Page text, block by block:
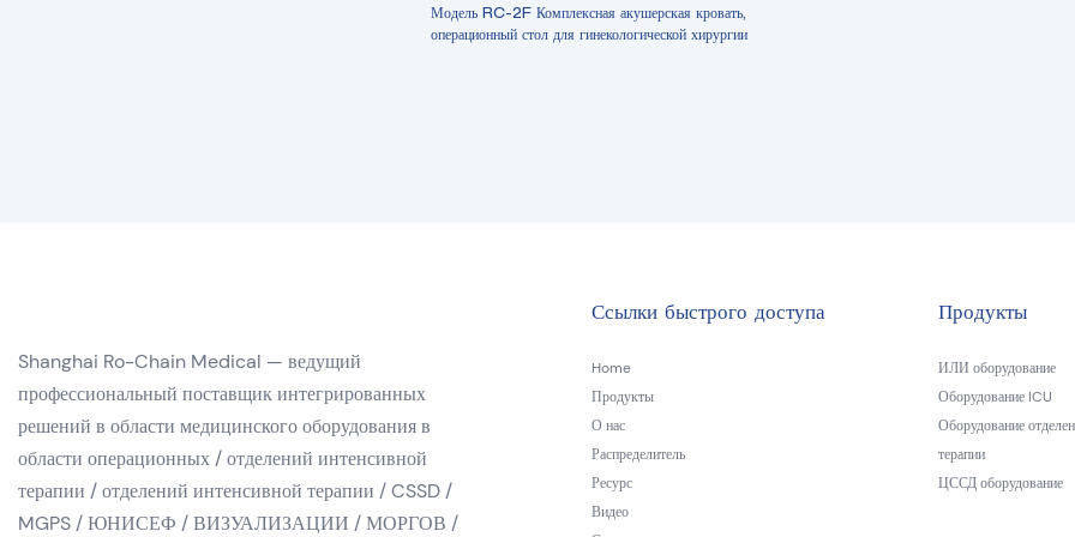
Модель RC-2F Комплексная акушерская кровать,
операционный стол для гинекологической хирургии
Shanghai Ro-Chain Medical — ведущий
профессиональный поставщик интегрированных
решений в области медицинского оборудования в
области операционных / отделений интенсивной
терапии / отделений интенсивной терапии / CSSD /
MGPS / ЮНИСЕФ / ВИЗУАЛИЗАЦИИ / МОРГОВ /
Ссылки быстрого доступа
Home
Продукты
О нас
Распределитель
Ресурс
Видео
Продукты
ИЛИ оборудование
Оборудование ICU
Оборудование
терапии
ЦССД оборудование